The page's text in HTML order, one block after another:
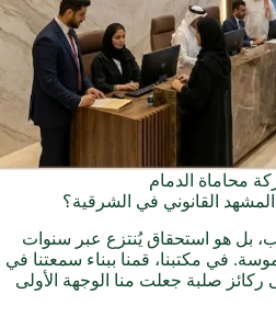
محاماة الدمام
المشهد القانوني في الشرقية؟
بل هو استحقاق يُنتزع عبر سنوات
في مكتبنا، قمنا ببناء سمعتنا في
ركائز صلبة جعلت منا الوجهة الأولى